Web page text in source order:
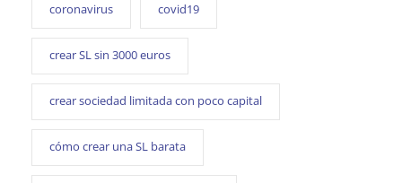
coronavirus covid19
crear SL sin 3000 euros
crear sociedad limitada con poco capital
cómo crear una SL barata